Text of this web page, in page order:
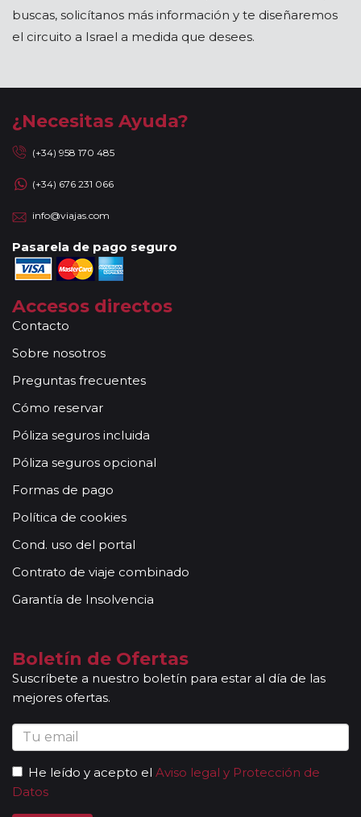
buscas, solicítanos más información y te diseñaremos
el circuito a Israel a medida que desees.
¿Necesitas Ayuda?
(+34) 958 170 485
(+34) 676 231 066
info@viajas.com
Pasarela de pago seguro
Accesos directos
Contacto
Sobre nosotros
Preguntas frecuentes
Cómo reservar
Póliza seguros incluida
Póliza seguros opcional
Formas de pago
Política de cookies
Cond. uso del portal
Contrato de viaje combinado
Garantía de Insolvencia
Boletín de Ofertas
Suscríbete a nuestro boletín para estar al día de las
mejores ofertas.
He leído y acepto el Aviso legal y Protección de
Datos